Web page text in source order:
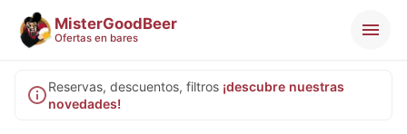
MisterGoodBeer
Ofertas en bares
Reservas, descuentos, filtros ¡descubre nuestras
novedades!